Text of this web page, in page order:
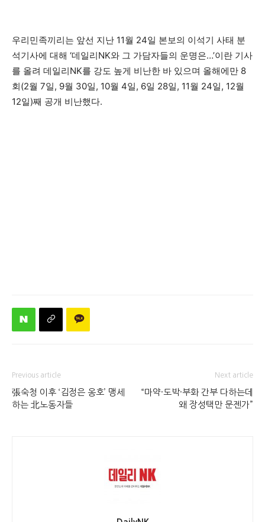
우리민족끼리는 앞선 지난 11월 24일 본보의 이석기 사태 분
석기사에 대해 ‘데일리NK와 그 가담자들의 운명은…’이란 기사
를 올려 데일리NK를 강도 높게 비난한 바 있으며 올해에만 8
회(2월 7일, 9월 30일, 10월 4일, 6일 28일, 11월 24일, 12월
12일)째 공개 비난했다.
Previous article
張숙청 이후 ‘김정은 옹호’ 맹세
하는 北노동자들
Next article
“마약·도박·부화 간부 다하는데
왜 장성택만 문젠가”